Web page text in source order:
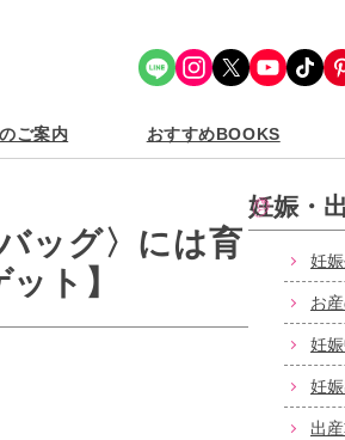
Share Icon Instagram X YouTube TikTok Pinterest
ご案内 おすすめBOOKS
ッグ〉には育
ト】
妊娠・
妊
お
妊
妊
出